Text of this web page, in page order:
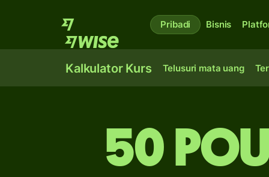
Pribadi Bisnis
Kalkulator Kurs Telusuri mata uang
50